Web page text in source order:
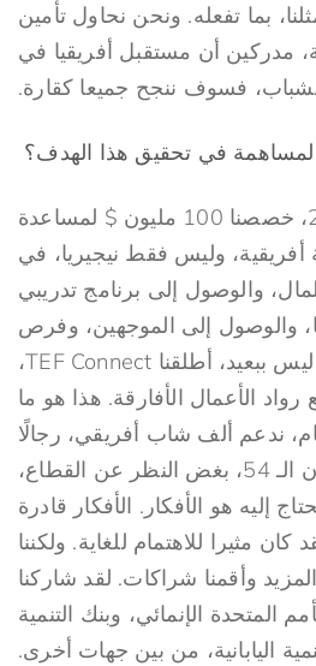
بما تفعله. ونحن نحاول تأمين
مدركين أن مستقبل أفريقيا في
فسوف ننجح جميعا كقارة.
في تحقيق هذا الهدف؟
في عام 2015، خصصنا 100 مليون $ لمساعدة
من 54 دولة أفريقية، وليس فقط نيجيريا، في
والوصول إلى برنامج تدريبي
أسبوعًا، والوصول إلى الموجهين، وفرص
التواصل. منذ وقت ليس ببعيد، أطلقنا TEF Connect،
الأعمال الأفارقة. هذا هو ما
ندعم ألف شاب أفريقي، رجالًا
ونساء، من جميع البلدان الـ 54، بغض النظر عن القطاع،
إليه هو الأفكار. الأفكار قادرة
مثيرا للاهتمام للغاية. ولكننا
وأقمنا شراكات. لقد شاركنا
المتحدة الإنمائي، وبنك التنمية
اليابانية، من بين جهات أخرى.